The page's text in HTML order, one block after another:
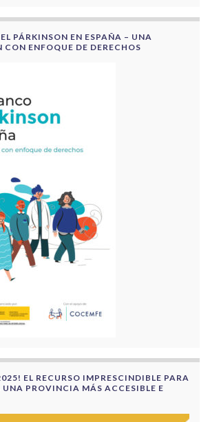
PÁRKINSON EN ESPAÑA – UNA
ENFOQUE DE DERECHOS
EL RECURSO IMPRESCINDIBLE PARA
PROVINCIA MÁS ACCESIBLE E